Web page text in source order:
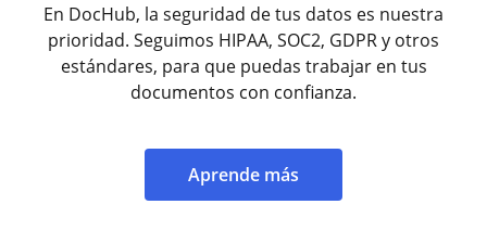
En DocHub, la seguridad de tus datos es nuestra
prioridad. Seguimos HIPAA, SOC2, GDPR y otros
estándares, para que puedas trabajar en tus
documentos con confianza.
Aprende más